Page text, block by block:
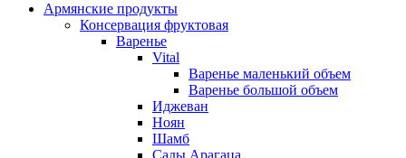
Армянские продукты
Консервация фруктовая
Варенье
Vital
Варенье маленький объем
Варенье большой объем
Иджеван
Ноян
Шамб
Сады Арагаца